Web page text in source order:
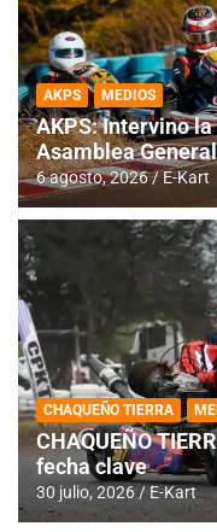
AKPS MEDIOS
AKPS: Intervino
Asamblea
6 agosto, 2026 E-Kart
CHAQUEÑO TIERRA
CHAQUEÑO
fecha clave
30 julio, 2026 E-Kart